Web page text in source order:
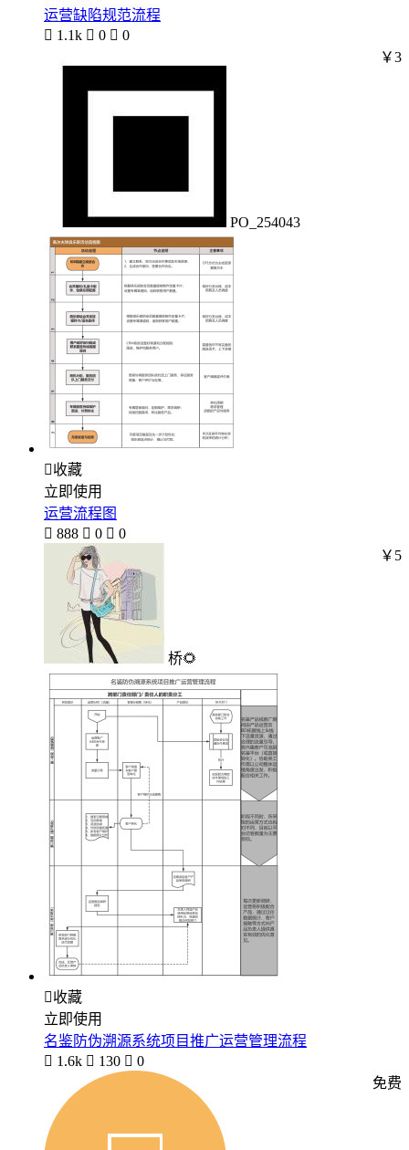
运营缺陷规范流程
 1.1k  0  0
PO_254043
￥3
收藏
立即使用
运营流程图
 888  0  0
桥🌻
￥5
收藏
立即使用
名鉴防伪溯源系统项目推广运营管理流程
 1.6k  130  0
免费